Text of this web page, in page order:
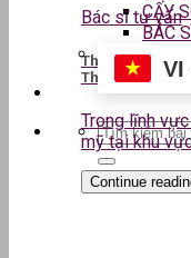
CẤY
BÁC
VI
Bác sĩ tư vấn
ThS.BS CKII
Thuật Thẩm
Trong lĩnh
mỹ tại khu vực
Continue